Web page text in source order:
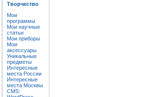
Творчество
Мои
программы
Мои научные
статьи
Мои приборы
Мои
аксессуары
Уникальные
предметы
Интересные
места России
Интересные
места Москвы
CMS: